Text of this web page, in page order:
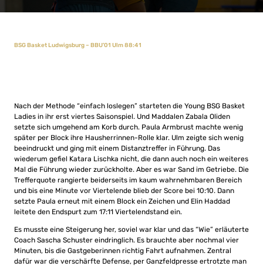
BSG Basket Ludwigsburg – BBU’01 Ulm 88:41
Nach der Methode “einfach loslegen” starteten die Young BSG Basket
Ladies in ihr erst viertes Saisonspiel. Und Maddalen Zabala Oliden
setzte sich umgehend am Korb durch. Paula Armbrust machte wenig
später per Block ihre Hausherrinnen-Rolle klar. Ulm zeigte sich wenig
beeindruckt und ging mit einem Distanztreffer in Führung. Das
wiederum gefiel Katara Lischka nicht, die dann auch noch ein weiteres
Mal die Führung wieder zurückholte. Aber es war Sand im Getriebe. Die
Trefferquote rangierte beiderseits im kaum wahrnehmbaren Bereich
und bis eine Minute vor Viertelende blieb der Score bei 10:10. Dann
setzte Paula erneut mit einem Block ein Zeichen und Elin Haddad
leitete den Endspurt zum 17:11 Viertelendstand ein.
Es musste eine Steigerung her, soviel war klar und das “Wie” erläuterte
Coach Sascha Schuster eindringlich. Es brauchte aber nochmal vier
Minuten, bis die Gastgeberinnen richtig Fahrt aufnahmen. Zentral
dafür war die verschärfte Defense, per Ganzfeldpresse ertrotzte man